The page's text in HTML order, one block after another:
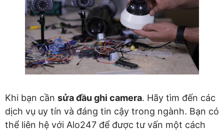
Khi bạn cần sửa đầu ghi camera. Hãy tìm đến các
dịch vụ uy tín và đáng tin cậy trong ngành. Bạn có
thể liên hệ với Alo247 để được tư vấn một cách